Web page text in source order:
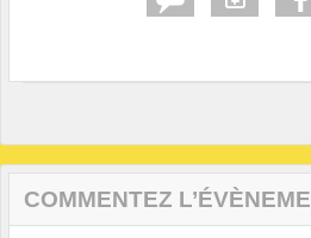
COMMENTEZ